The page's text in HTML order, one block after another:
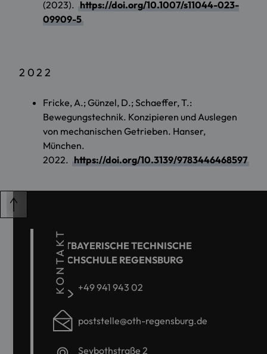
(2023). https://doi.org/10.1007/s11044-023-
09909-5
2022
Fricke, A.; Günzel, D.; Schaeffer, T.:
Bewegungstechnik. Konzipieren und Auslegen
von mechanischen Getrieben. Hanser,
München.
2022. https://doi.org/10.3139/9783446468597
KONTAKT
OSTBAYERISCHE TECHNISCHE
HOCHSCHULE REGENSBURG
+49 941 943 02
poststelle@oth-regensburg.de
Seybothstraße 2